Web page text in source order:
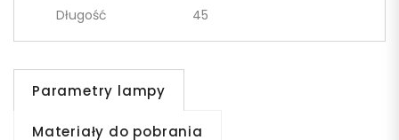
Długość
45
Parametry lampy
Materiały do pobrania